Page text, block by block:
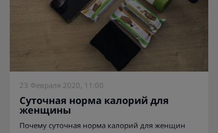
23 Февраля 2020, 11:00
Суточная норма калорий для
женщины
Почему суточная норма калорий для женщин